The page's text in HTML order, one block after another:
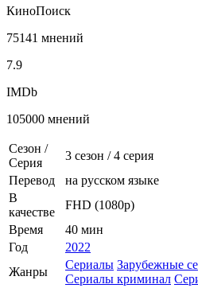
КиноПоиск
75141 мнений
7.9
IMDb
105000 мнений
Сезон /
Серия
3 сезон /4 серия
Перевод
на русском языке
В
качестве
FHD (1080p)
Время
40 мин
Год
2022
Жанры
Сериалы Зарубежные
Сериалы криминал